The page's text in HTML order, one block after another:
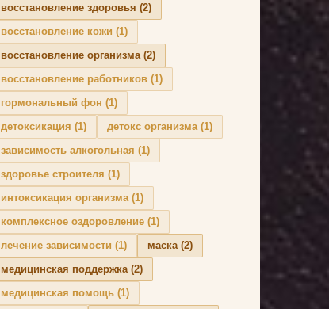
восстановление здоровья (2)
восстановление кожи (1)
восстановление организма(2)
восстановление работников (1)
гормональный фон (1)
детоксикация (1) детокс организма(1)
зависимость алкогольная (1)
здоровье строителя (1)
интоксикация организма(1)
комплексное оздоровление (1)
лечение зависимости (1) маска(2)
медицинская поддержка(2)
медицинская помощь (1)